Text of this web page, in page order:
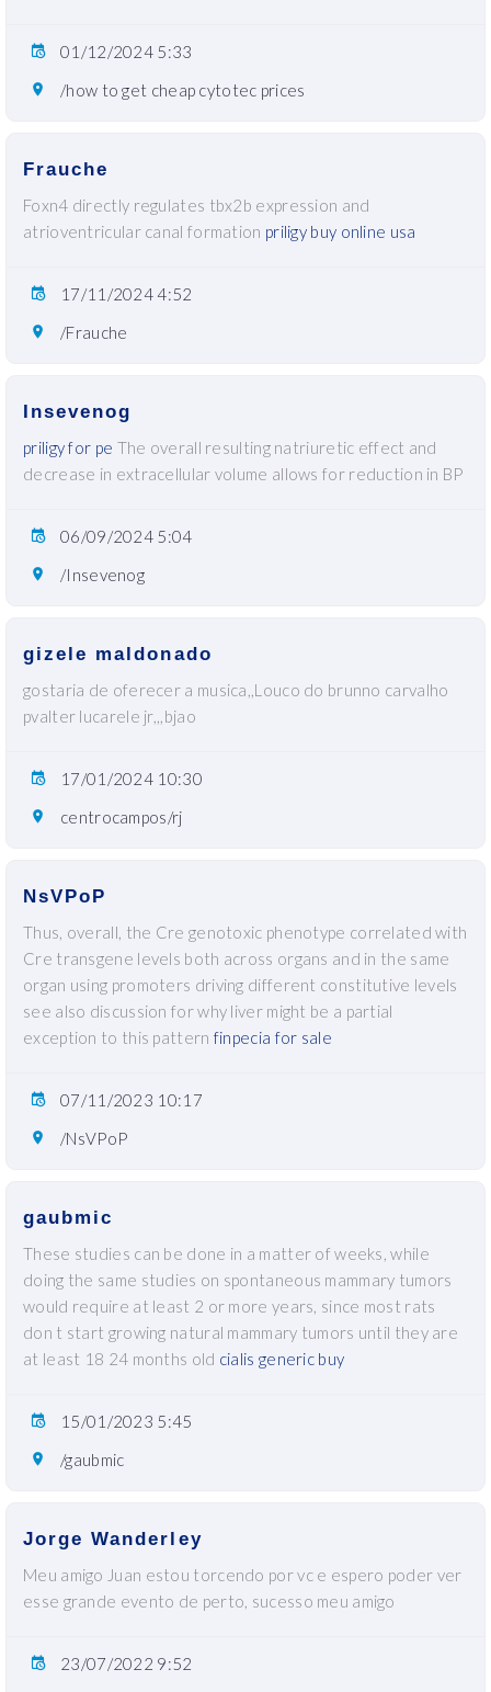
01/12/2024 5:33
/how to get cheap cytotec prices
Frauche
Foxn4 directly regulates tbx2b expression and
atrioventricular canal formation priligy buy online usa
17/11/2024 4:52
/Frauche
Insevenog
priligy for pe The overall resulting natriuretic effect and
decrease in extracellular volume allows for reduction in BP
06/09/2024 5:04
/Insevenog
gizele maldonado
gostaria de oferecer a musica,,Louco do brunno carvalho
pvalter lucarele jr,,,bjao
17/01/2024 10:30
centrocampos/rj
NsVPoP
Thus, overall, the Cre genotoxic phenotype correlated with
Cre transgene levels both across organs and in the same
organ using promoters driving different constitutive levels
see also discussion for why liver might be a partial
exception to this pattern finpecia for sale
07/11/2023 10:17
/NsVPoP
gaubmic
These studies can be done in a matter of weeks, while
doing the same studies on spontaneous mammary tumors
would require at least 2 or more years, since most rats
don t start growing natural mammary tumors until they are
at least 18 24 months old cialis generic buy
15/01/2023 5:45
/gaubmic
Jorge Wanderley
Meu amigo Juan estou torcendo por vc e espero poder ver
esse grande evento de perto, sucesso meu amigo
23/07/2022 9:52